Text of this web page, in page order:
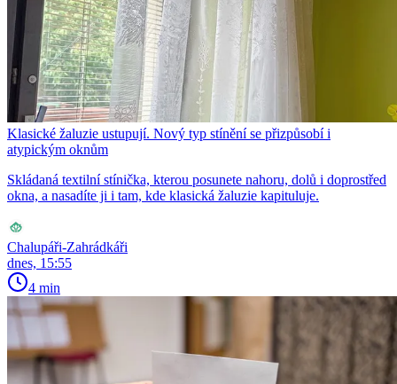
Klasické žaluzie ustupují. Nový typ stínění se přizpůsobí i
atypickým oknům
Skládaná textilní stínička, kterou posunete nahoru, dolů i doprostřed
okna, a nasadíte ji i tam, kde klasická žaluzie kapituluje.
Chalupáři-Zahrádkáři
dnes, 15:55
4 min